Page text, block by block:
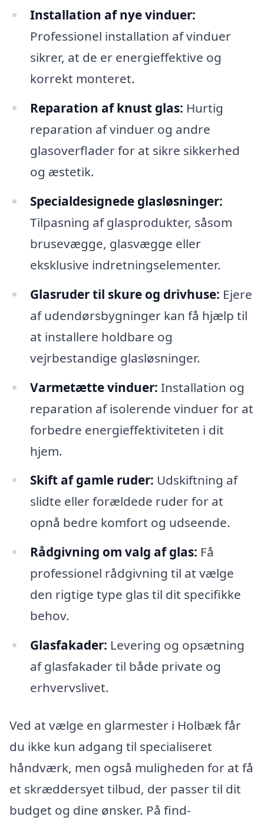
Installation af nye vinduer:
Professionel installation af vinduer
sikrer, at de er energieffektive og
korrekt monteret.
Reparation af knust glas: Hurtig
reparation af vinduer og andre
glasoverflader for at sikre sikkerhed
og æstetik.
Specialdesignede glasløsninger:
Tilpasning af glasprodukter, såsom
brusevægge, glasvægge eller
eksklusive indretningselementer.
Glasruder til skure og drivhuse: Ejere
af udendørsbygninger kan få hjælp til
at installere holdbare og
vejrbestandige glasløsninger.
Varmetætte vinduer: Installation og
reparation af isolerende vinduer for at
forbedre energieffektiviteten i dit
hjem.
Skift af gamle ruder: Udskiftning af
slidte eller forældede ruder for at
opnå bedre komfort og udseende.
Rådgivning om valg af glas: Få
professionel rådgivning til at vælge
den rigtige type glas til dit specifikke
behov.
Glasfakader: Levering og opsætning
af glasfakader til både private og
erhvervslivet.
Ved at vælge en glarmester i Holbæk får
du ikke kun adgang til specialiseret
håndværk, men også muligheden for at få
et skræddersyet tilbud, der passer til dit
budget og dine ønsker. På find-